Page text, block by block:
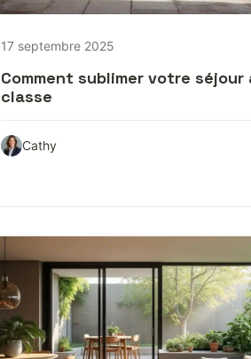
17 septembre 2025
Comment sublimer votre séjour
classe
Cathy